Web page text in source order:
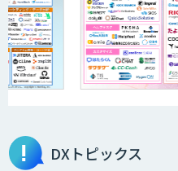
DXトピックス